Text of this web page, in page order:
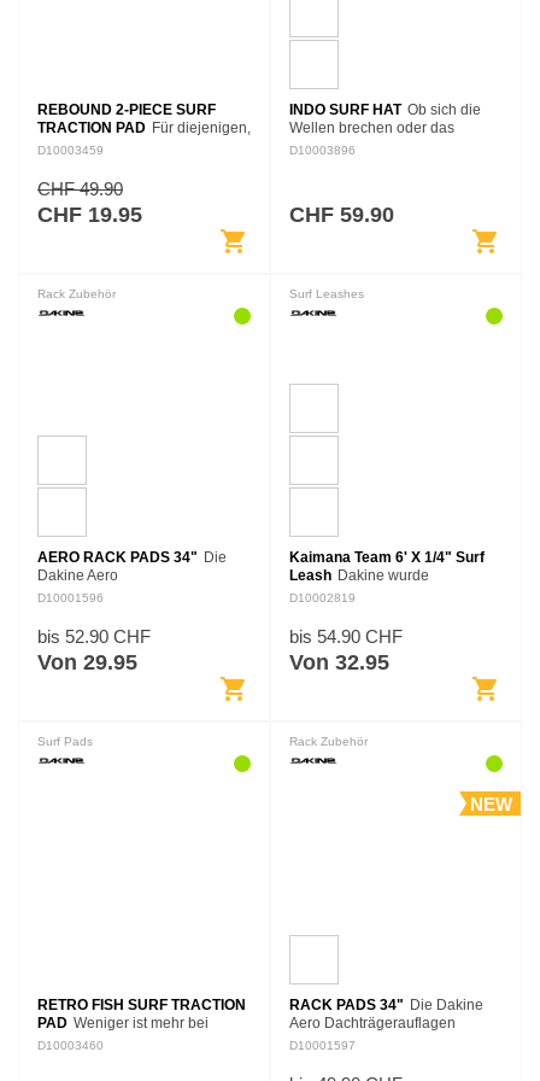
REBOUND 2-PIECE SURF
TRACTION PAD Für diejenigen,
die Traktion ohne Fußgewölbe
zweiteilige Rebound-Pad ein
flaches Design für einfache
Fußanpassung und…
D10003459
CHF 49.90
CHF 19.95
shopping_cart
INDO SURF HAT Ob sich die
Wellen brechen oder das
Wasser flach ist, Sie müssen
D10003896
CHF 59.90
shopping_cart
Rack Zubehör
AERO RACK PADS 34" Die
Dakine Aero
Dachträgerauflagen polstern die
Dachträgers mit einem
Schaumstoff mit verbesserter
Aerodynamik. Mit allen…
D10001596
bis 52.90 CHF
Von 29.95
shopping_cart
Surf Leashes
Kaimana Team 6' X 1/4" Surf
Leash Dakine wurde
gegründet, um eine bessere
Kaimana Surfleash baut auf
Dakines Vermächtnis der
Surfleashes auf und bietet…
D10002819
bis 54.90 CHF
Von 32.95
shopping_cart
Surf Pads
RETRO FISH SURF TRACTION
PAD Weniger ist mehr bei
unserem Retro Fish Surf
D10003460
Rack Zubehör
NEW
RACK PADS 34" Die Dakine
Aero Dachträgerauflagen
polstern die Querstreben deines
D10001597